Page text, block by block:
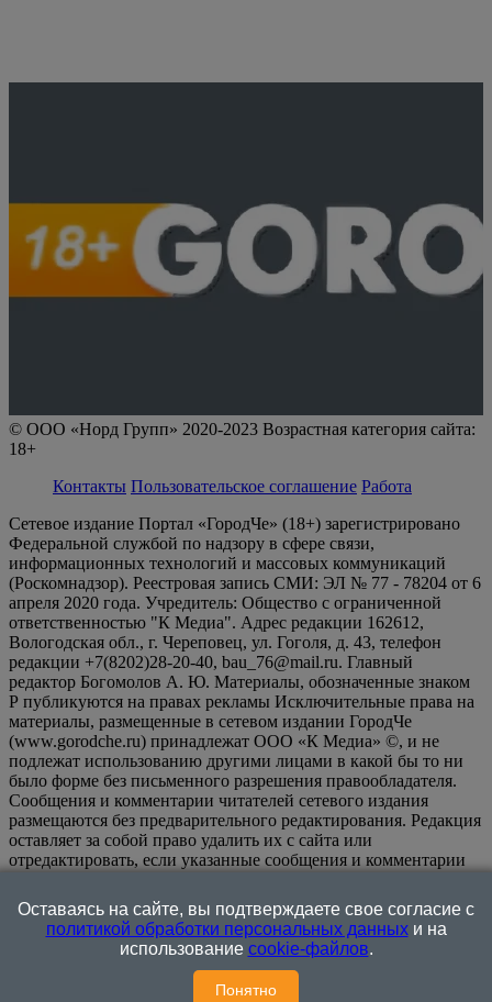
© ООО «Норд Групп» 2020-2023 Возрастная категория сайта:
18+
Контакты Пользовательское соглашение Работа
Сетевое издание Портал «ГородЧе» (18+) зарегистрировано
Федеральной службой по надзору в сфере связи,
информационных технологий и массовых коммуникаций
(Роскомнадзор). Реестровая запись СМИ: ЭЛ № 77 - 78204 от 6
апреля 2020 года. Учредитель: Общество с ограниченной
ответственностью "К Медиа". Адрес редакции 162612,
Вологодская обл., г. Череповец, ул. Гоголя, д. 43, телефон
редакции +7(8202)28-20-40, bau_76@mail.ru. Главный
редактор Богомолов А. Ю. Материалы, обозначенные знаком
Р публикуются на правах рекламы Исключительные права на
материалы, размещенные в сетевом издании ГородЧе
(www.gorodche.ru) принадлежат ООО «К Медиа» ©, и не
подлежат использованию другими лицами в какой бы то ни
было форме без письменного разрешения правообладателя.
Сообщения и комментарии читателей сетевого издания
размещаются без предварительного редактирования. Редакция
оставляет за собой право удалить их с сайта или
отредактировать, если указанные сообщения и комментарии
или нарушением иных требований закона.
информационном ресурсе применяются рекомендательные
технологии (информационные технологии предоставления
информации на основе сбора, систематизации и анализа
сведений, относящихся к предпочтениям пользователей сети
"Интернет", находящихся на территории Российской
Оставаясь на сайте, вы подтверждаете свое согласие с
политикой обработки персональных данныхи на
использование cookie-файлов.
Понятно